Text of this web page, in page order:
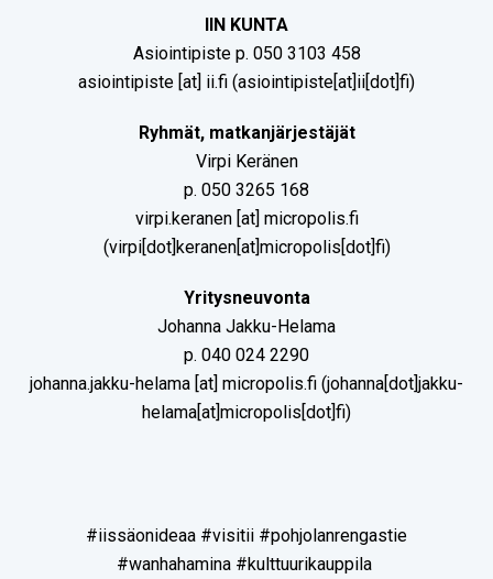
IIN KUNTA
Asiointipiste p. 050 3103 458
asiointipiste [at] ii.fi (asiointipiste[at]ii[dot]fi)
Ryhmät, matkanjärjestäjät
Virpi Keränen
p. 050 3265 168
virpi.keranen[at] micropolis.fi
(virpi[dot]keranen[at]micropolis[dot]fi)
Yritysneuvonta
Johanna Jakku-Helama
p. 040 024 2290
johanna.jakku-helama [at] micropolis.fi (johanna[dot]jakku-
helama[at]micropolis[dot]fi)
#iissäonideaa #visitii #pohjolanrengastie
#wanhahamina #kulttuurikauppila